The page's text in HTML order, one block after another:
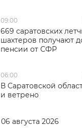
09:00
669 саратовских
шахтеров получают
пенсии от СФР
06:00
В Саратовской
и ветрено
06 августа 2026